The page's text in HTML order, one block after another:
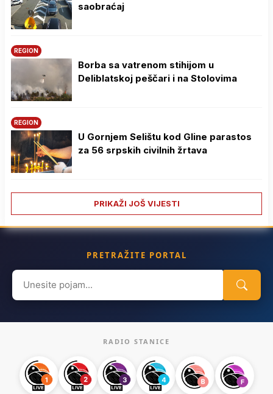
saobraćaj
REGION
Borba sa vatrenom stihijom u
Deliblatskoj peščari i na Stolovima
REGION
U Gornjem Selištu kod Gline parastos
za 56 srpskih civilnih žrtava
PRIKAŽI JOŠ VIJESTI
PRETRAŽITE PORTAL
Search
for:
RADIO STANICE